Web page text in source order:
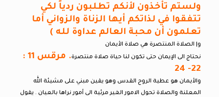
ولستم تأخذون لأنكم تطلبون ردياً لكي
تتفقوا في لذاتكم أيها الزناة والزواني أما
تعلمون أن محبة العالم عداوة لله )
و| الصلاة المنتصرة هي صلاة الأيمان
نحتاج الى الإيمان حتى تكون لنا حياة صلاة منتصرة
. مرقس 11 :
22- 24
والأيمان هو عطية الروح القدس وهو يقين مبني على مشيئة الله
المعلنة والصلاة تحول الامور الغير مرئية الى أمور نراها بالعيان . يقول